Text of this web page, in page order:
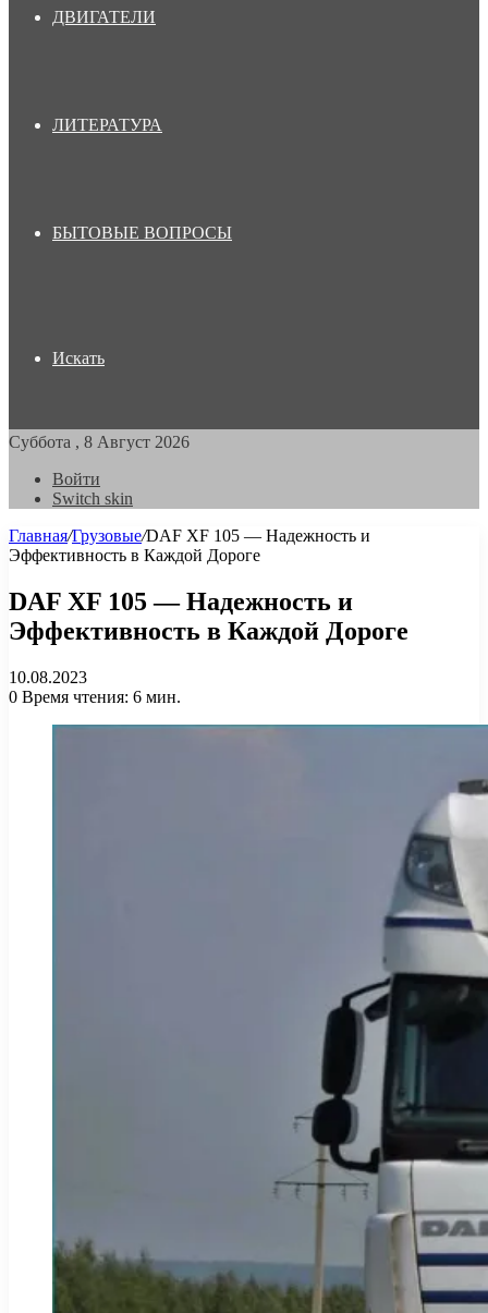
ДВИГАТЕЛИ
ЛИТЕРАТУРА
БЫТОВЫЕ ВОПРОСЫ
Искать
Суббота , 8 Август 2026
Войти
Switch skin
Главная/Грузовые/DAF XF 105 — Надежность и
Эффективность в Каждой Дороге
DAF XF 105 — Надежность и
Эффективность в Каждой Дороге
10.08.2023
0 Время чтения: 6 мин.